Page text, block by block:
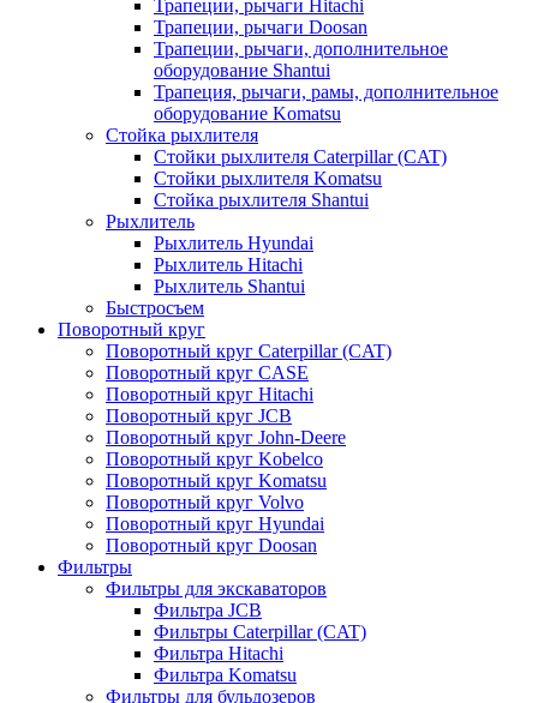
Трапеции, рычаги Hitachi
Трапеции, рычаги Doosan
Трапеции, рычаги, дополнительное
оборудование Shantui
Трапеция, рычаги, рамы, дополнительное
оборудование Komatsu
Стойка рыхлителя
Стойки рыхлителя Caterpillar (CAT)
Стойки рыхлителя Komatsu
Стойка рыхлителя Shantui
Рыхлитель
Рыхлитель Hyundai
Рыхлитель Hitachi
Рыхлитель Shantui
Быстросъем
Поворотный круг
Поворотный круг Caterpillar (CAT)
Поворотный круг CASE
Поворотный круг Hitachi
Поворотный круг JCB
Поворотный круг John-Deere
Поворотный круг Kobelco
Поворотный круг Komatsu
Поворотный круг Volvo
Поворотный круг Hyundai
Поворотный круг Doosan
Фильтры
Фильтры для экскаваторов
Фильтра JCB
Фильтры Caterpillar (CAT)
Фильтра Hitachi
Фильтра Komatsu
Фильтры для бульдозеров